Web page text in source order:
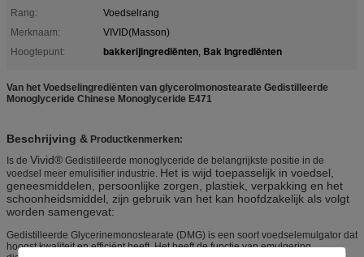
Rang:
Voedselrang
Merknaam:
VIVID(Masson)
Hoogtepunt:
bakkerijingrediënten, Bak Ingrediënten
Van het Voedselingrediënten van glycerolmonostearate Gedistilleerde
Monoglyceride Chinese Monoglyceride E471
Beschrijving & Productkenmerken:
Is de Vivid® Gedistilleerde monoglyceride de belangrijkste positie in de
voedsel meer emulisifier industrie. Het is wijd toepasselijk in voedsel,
geneesmiddelen, persoonlijke zorgen, plastiek, verpakking en het
schoonheidsmiddel, zijn gebruik van het kan hoofdzakelijk als volgt
worden samengevat:
Gedistilleerde Glycerinemonostearate (DMG) is een soort voedselemulgator dat
hoogst kwaliteit en efficiënt heeft. Het heeft de functie van emulgering,